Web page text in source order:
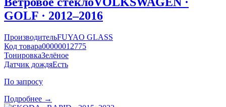
GOLF · 2012–2016
ПроизводительFUYAO GLASS
Код товара00000012775
ТонировкаЗелёное
Датчик дождяЕсть
По запросу
Подробнее →